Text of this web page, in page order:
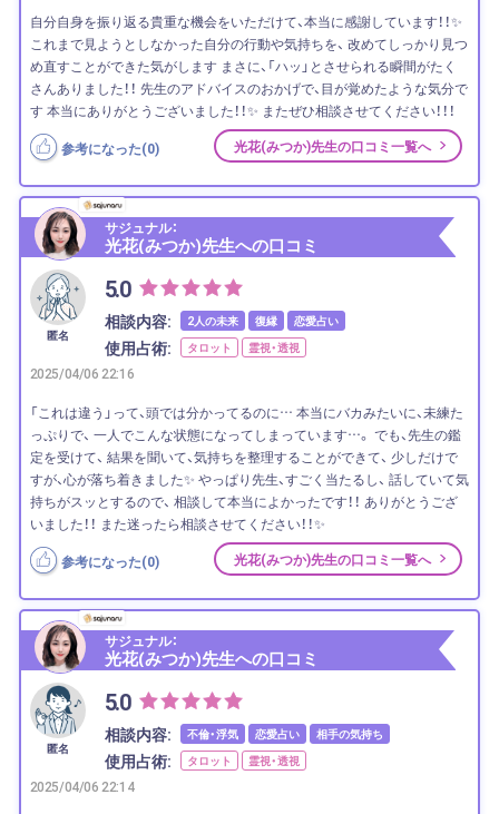
自分自身を振り返る貴重な機会をいただけて、本当に感謝しています！！✨
これまで見ようとしなかった自分の行動や気持ちを、 改めてしっかり見つ
め直すことができた気がします まさに、「ハッ」とさせられる瞬間がたく
さんありました！！ 先生のアドバイスのおかげで、目が覚めたような気分で
す 本当にありがとうございました！！✨ またぜひ相談させてください！！！
参考になった(0) 光花(みつか)先生の口コミ一覧へ
サジュナル：
光花(みつか)先生への口コミ
匿名
5.0
相談内容: 2人の未来 復縁 恋愛占い
使用占術: タロット 霊視・透視
2025/04/06 22:16
「これは違う」って、頭では分かってるのに… 本当にバカみたいに、未練た
っぷりで、 一人でこんな状態になってしまっています…。 でも、先生の鑑
定を受けて、 結果を聞いて、気持ちを整理することができて、 少しだけで
すが、心が落ち着きました✨ やっぱり先生、すごく当たるし、 話していて気
持ちがスッとするので、 相談して本当によかったです！！ ありがとうござ
いました！！ また迷ったら相談させてください！！✨
参考になった(0) 光花(みつか)先生の口コミ一覧へ
サジュナル：
光花(みつか)先生への口コミ
匿名
5.0
相談内容: 不倫・浮気 恋愛占い 相手の気持ち
使用占術: タロット 霊視・透視
2025/04/06 22:14